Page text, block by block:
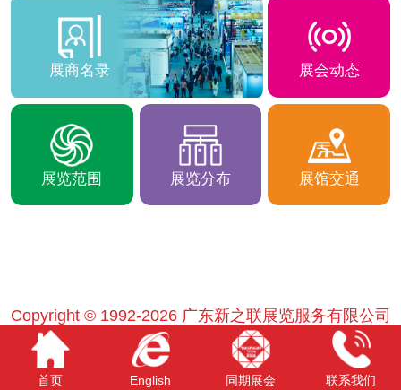
展商名录 展会动态
展览范围 展览分布 展馆交通
首页 English 同期展会 联系我们
Copyright © 1992-2026 广东新之联展览服务有限公司